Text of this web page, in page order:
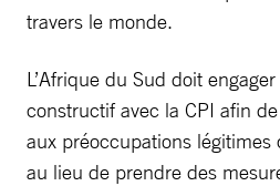
travers le monde.
L’Afrique du Sud doit
constructif avec la CPI afin
aux préoccupations légitimes
au lieu de prendre des